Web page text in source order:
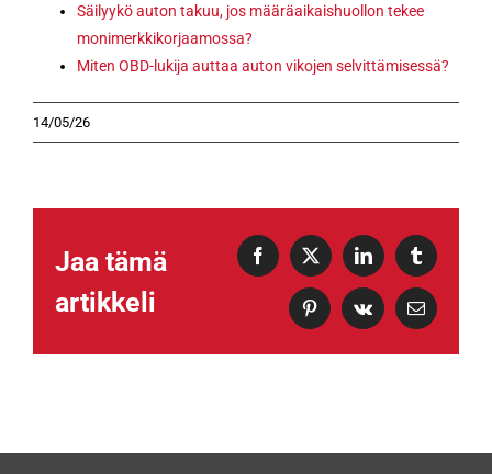
Säilyykö auton takuu, jos määräaikaishuollon tekee
monimerkkikorjaamossa?
Miten OBD-lukija auttaa auton vikojen selvittämisessä?
14/05/26
Jaa tämä
artikkeli
Facebook
X LinkedInTumblr
PinterestVk Sähköposti